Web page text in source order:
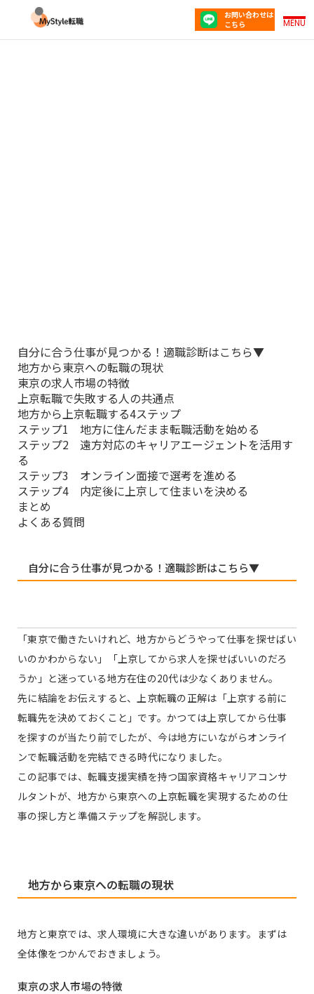
自分に合う仕事が見つかる！適職診断はこちら▼
地方から東京への転職の現状
東京の求人市場の特徴
上京転職で失敗する人の共通点
地方から上京転職する4ステップ
ステップ1 地方に住んだまま転職活動を始める
ステップ2 遠方対応のキャリアエージェントを活用す
る
ステップ3 オンライン面接で選考を進める
ステップ4 内定後に上京して住まいを決める
まとめ
よくある質問
自分に合う仕事が見つかる！適職診断はこちら▼
「東京で働きたいけれど、地方からどうやって仕事を探せばい
いのかわからない」「上京してから求人を探せばいいのだろ
うか」と迷っている地方在住の20代は少なくありません。
先に結論をお伝えすると、上京転職の正解は「上京する前に
転職先を決めておくこと」です。かつては上京してから仕事
を探すのが当たり前でしたが、今は地方にいながらオンライ
ンで転職活動を完結できる時代になりました。
この記事では、転職支援実績を持つ国家資格キャリアコンサ
ルタントが、地方から東京への上京転職を実現するための仕
事の探し方と準備ステップを解説します。
地方から東京への転職の現状
地方と東京では、求人環境に大きな違いがあります。まずは
全体像をつかんでおきましょう。
東京の求人市場の特徴
お問い合わせは
こちら
MENU